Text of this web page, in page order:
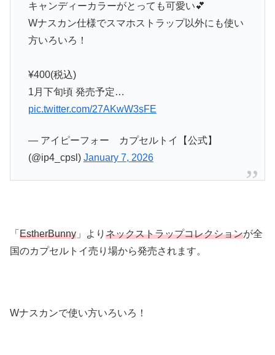
キャンディーカラーがとっても可愛い💕
Wナスカン仕様でスマホストラップ以外にも使い
方いろいろ！
¥400(税込)
1月下旬頃 発売予定…
pic.twitter.com/27AKwW3sFE
— アイピーフォー カプセルトイ【公式】
(@ip4_cpsl) January 7, 2026
「 EstherBunny 」より ネックストラップコレクションが全
国のカプセルトイ売り場から発売されます。
Wナスカンで使い方いろいろ！